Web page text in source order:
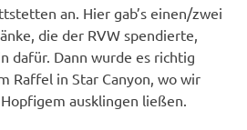
an. Hier gab’s einen/zwei
die der RVW spendierte,
dafür. Dann wurde es richtig
Raffel in Star Canyon, wo wir
ausklingen ließen.